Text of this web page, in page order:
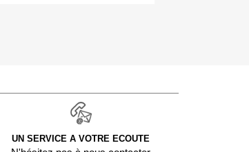
UN SERVICE A VOTRE ECOUTE